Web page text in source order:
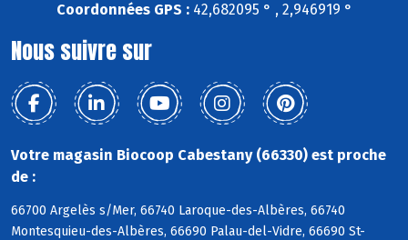
Coordonnées GPS :42,682095 ° , 2,946919 °
Nous suivre sur
Votre magasin Biocoop Cabestany (66330) est proche
de :
66700 Argelès s/Mer, 66740 Laroque-des-Albères, 66740
Montesquieu-des-Albères, 66690 Palau-del-Vidre, 66690 St-